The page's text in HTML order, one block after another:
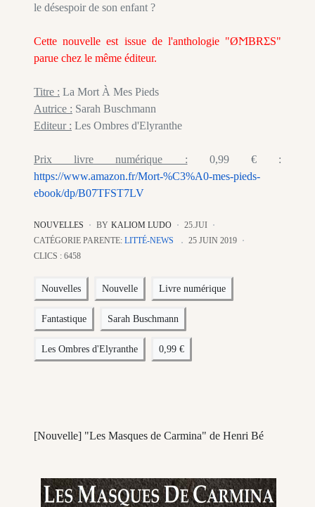
le désespoir de son enfant ?
Cette nouvelle est issue de l'anthologie "ØϺBɌΣS"
parue chez le même éditeur.
Titre : La Mort À Mes Pieds
Autrice : Sarah Buschmann
Editeur : Les Ombres d'Elyranthe
Prix livre numérique : 0,99 € :
https://www.amazon.fr/Mort-%C3%A0-mes-pieds-
ebook/dp/B07TFST7LV
NOUVELLES BY KALIOM LUDO
25.JUI
CATÉGORIE PARENTE: LITTÉ-NEWS
25 JUIN 2019
CLICS : 6458
Nouvelles Nouvelle Livre numérique
Fantastique Sarah Buschmann
Les Ombres d'Elyranthe 0,99 €
[Nouvelle] "Les Masques de Carmina" de Henri Bé